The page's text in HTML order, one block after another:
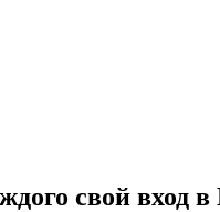
свой вход в